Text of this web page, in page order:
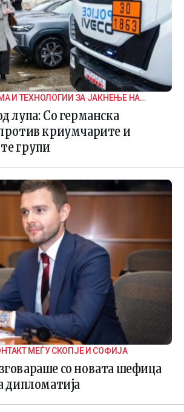
И ТЕХНОЛОГИИ ЗА ЈАКНЕЊЕ НА
лупа: Со германска
криумчарите и
групи
МЕЃУ СКОПЈЕ И СОФИЈА
со новата шефица
дипломатија